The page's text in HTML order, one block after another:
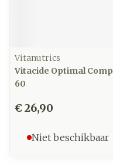
Vitanutrics
Vitacide Optimal Comp
60
€ 26,90
Niet beschikbaar